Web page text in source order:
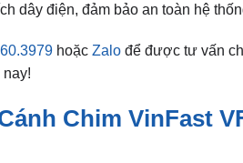
dây điện, đảm bảo an toàn hệ
hoặc Zalođể được tư vấn
Chim VinFast